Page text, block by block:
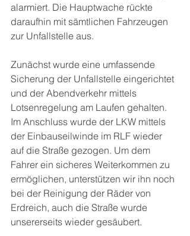
alarmiert. Die Hauptwache rückte
daraufhin mit sämtlichen Fahrzeugen
zur Unfallstelle aus.
Zunächst wurde eine umfassende
Sicherung der Unfallstelle eingerichtet
und der Abendverkehr mittels
Lotsenregelung am Laufen gehalten.
Im Anschluss wurde der LKW mittels
der Einbauseilwinde im RLF wieder
auf die Straße gezogen. Um dem
Fahrer ein sicheres Weiterkommen zu
ermöglichen, unterstützen wir ihn noch
bei der Reinigung der Räder von
Erdreich, auch die Straße wurde
unsererseits wieder gesäubert.